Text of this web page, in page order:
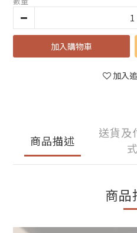
加入購物車
加入
商品描述
送貨及
式
商品